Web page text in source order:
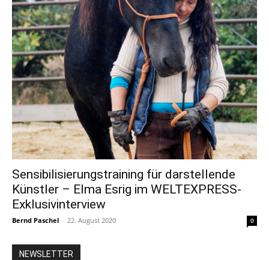
Sensibilisierungstraining für darstellende
Künstler – Elma Esrig im WELTEXPRESS-
Exklusivinterview
Bernd Paschel - 22. August 2020 0
NEWSLETTER